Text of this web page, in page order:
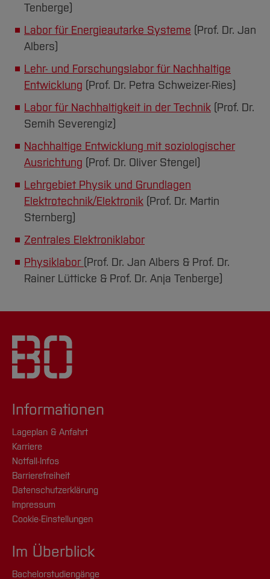
Tenberge)
Labor für Energieautarke Systeme (Prof. Dr. Jan
Albers)
Lehr- und Forschungslabor für Nachhaltige
Entwicklung (Prof. Dr. Petra Schweizer-Ries)
Labor für Nachhaltigkeit in der Technik (Prof. Dr.
Semih Severengiz)
Nachhaltige Entwicklung mit soziologischer
Ausrichtung (Prof. Dr. Oliver Stengel)
Lehrgebiet Physik und Grundlagen
Elektrotechnik/Elektronik (Prof. Dr. Martin
Sternberg)
Zentrales Elektroniklabor
Physiklabor (Prof. Dr. Jan Albers & Prof. Dr.
Rainer Lütticke & Prof. Dr. Anja Tenberge)
Informationen
Lageplan & Anfahrt
Karriere
Notfall-Infos
Barrierefreiheit
Datenschutzerklärung
Impressum
Cookie-Einstellungen
Im Überblick
Bachelorstudiengänge